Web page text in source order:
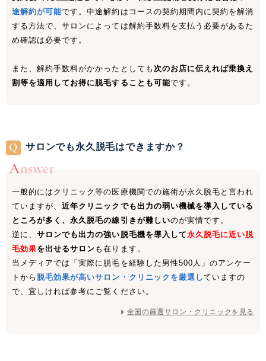
途解約が可能です。中途解約はコースの契約期間内に契約を解消
する方法で、サロンによっては解約手数料を支払う必要があるた
め確認は必要です。
また、解約手数料がかかったとしても 次のお店に伝えれば乗換え
割等を適用してお得に脱毛する ことも可能です。
サロンでも永久脱毛はできますか？
一般的にはクリニック等の医療機関での施術が永久脱毛と言われ
ていますが、近年クリニックでも出力の弱い機械を導入している
ところが多く、永久脱毛の線引きが難しいのが実情です。
逆に、サロンでも出力の強い脱毛機を導入して永久脱毛に近い脱
毛効果を出せるサロン も在ります。
当メディアでは「実際に脱毛を経験した男性500人」のアンケー
トから 脱毛効果が高いサロン・クリニックを厳選していますの
で、宜しければ参考にご覧ください。
全国の厳選サロン・クリニックを見る